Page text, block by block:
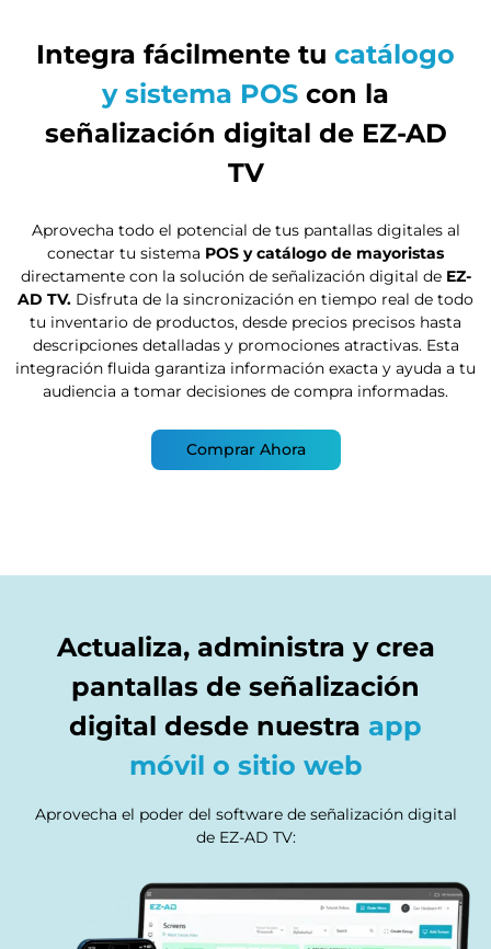
Integra fácilmente tu catálogo
y sistema POS con la
señalización digital de EZ-AD
TV
Aprovecha todo el potencial de tus pantallas digitales al
conectar tu sistema POS y catálogo de mayoristas
directamente con la solución de señalización digital de EZ-
AD TV. Disfruta de la sincronización en tiempo real de todo
tu inventario de productos, desde precios precisos hasta
descripciones detalladas y promociones atractivas. Esta
integración fluida garantiza información exacta y ayuda a tu
audiencia a tomar decisiones de compra informadas.
Comprar Ahora
Actualiza, administra y crea
pantallas de señalización
digital desde nuestra app
móvil o sitio web
Aprovecha el poder del software de señalización digital
de EZ-AD TV: